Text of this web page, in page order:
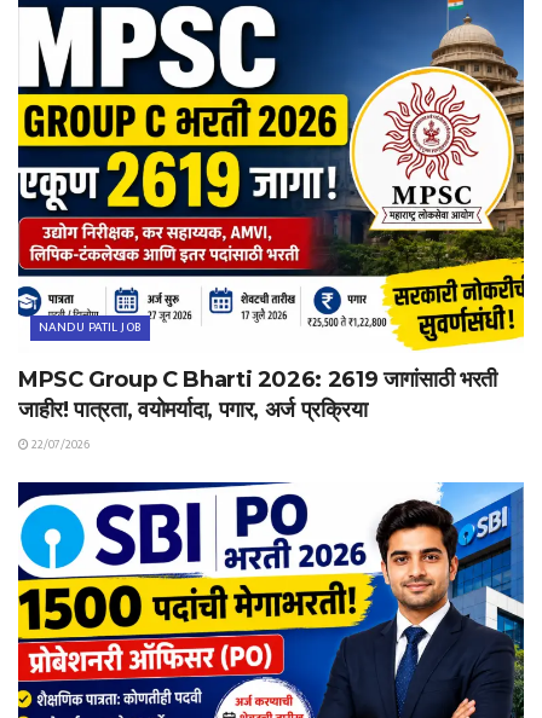
NANDU PATIL JOB
MPSC Group C Bharti 2026: 2619 जागांसाठी भरती
जाहीर! पात्रता, वयोमर्यादा, पगार, अर्ज प्रक्रिया
22/07/2026